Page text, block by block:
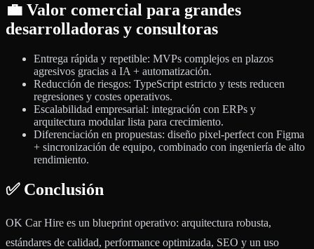
💼 Valor comercial para grandes
desarrolladoras y consultoras
Entrega rápida y repetible: MVPs complejos en plazos
agresivos gracias a IA + automatización.
Reducción de riesgos: TypeScript estricto y tests reducen
regresiones y costes operativos.
Escalabilidad empresarial: integración con ERPs y
arquitectura modular lista para crecimiento.
Diferenciación en propuestas: diseño pixel-perfect con Figma
+ sincronización de equipo, combinado con ingeniería de alto
rendimiento.
✅ Conclusión
OK Car Hire es un blueprint operativo: arquitectura robusta,
estándares de calidad, performance optimizada, SEO y un uso